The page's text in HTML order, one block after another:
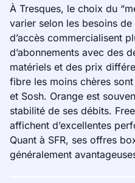
À Tresques, le choix du
varier selon les besoins
d’accès commercialisent
d’abonnements avec des
matériels et des prix
fibre les moins chères
et Sosh. Orange est
stabilité de ses débits.
affichent d’excellentes
Quant à SFR, ses offres
généralement